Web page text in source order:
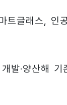
트글래스, 인
발·양산해